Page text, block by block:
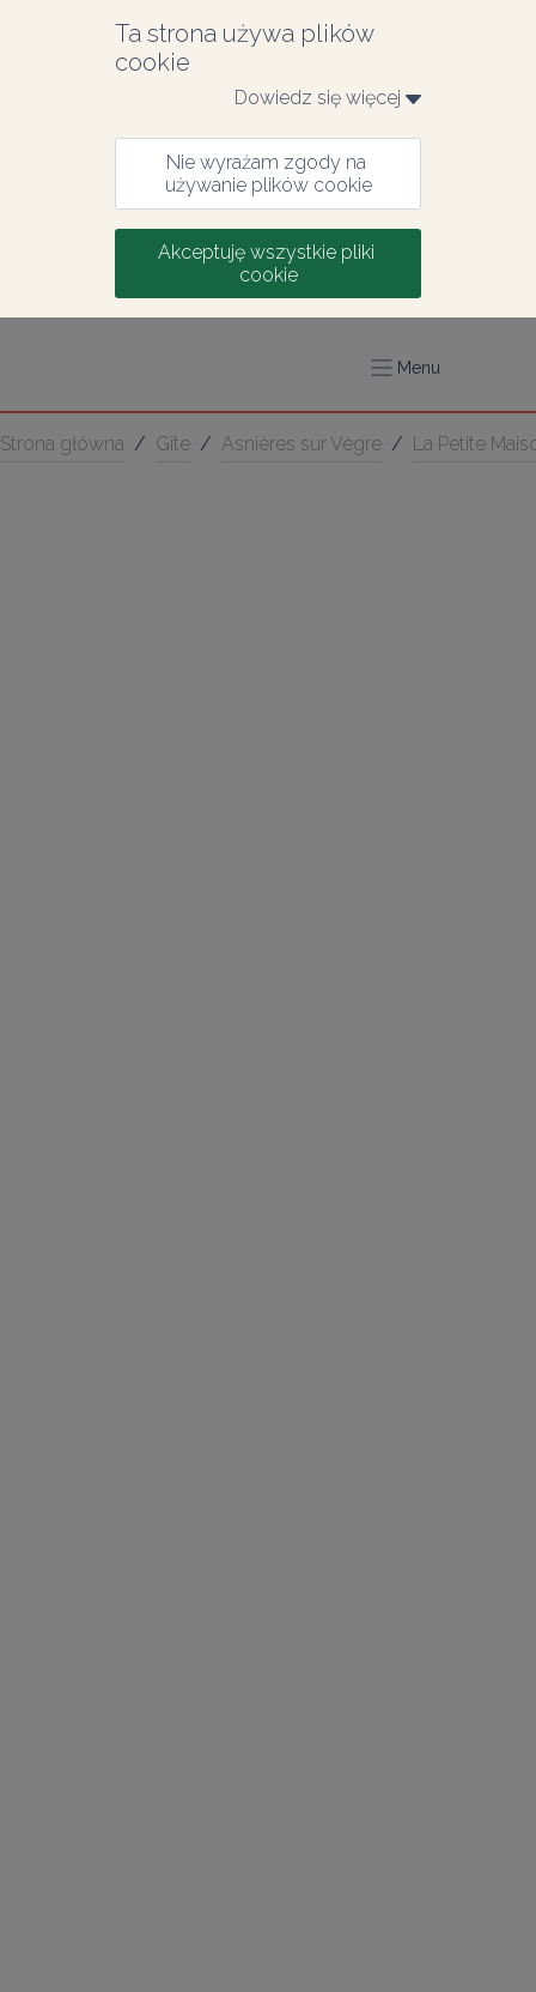
Ta strona używa plików
cookie
Dowiedz się więcej
Nie wyrażam zgody na
używanie plików cookie
Akceptuję wszystkie pliki
cookie
Menu
Strona główna / Gîte / Asnières sur Vègre / La Petite